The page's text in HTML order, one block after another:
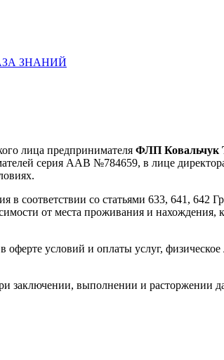
ЗНАНИЙ
лица предпринимателя ФЛП Ковальчук
серия ААВ №784659, в лице
со статьями 633, 641, 642
от места проживания и нахождения,
условий и оплаты услуг,
заключении, выполнении и расторжении